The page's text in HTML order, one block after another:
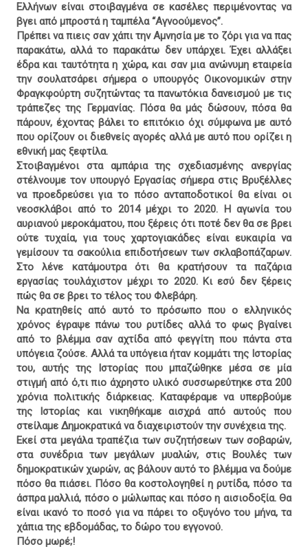
Ελλήνων είναι στοιβαγμένα σε κασέλες περιμένοντας να
βγει από μπροστά η ταμπέλα “Αγνοούμενος”.
Πρέπει να πιεις σαν χάπι την Αμνησία με το ζόρι για να πας
παρακάτω, αλλά το παρακάτω δεν υπάρχει. Έχει αλλάξει
έδρα και ταυτότητα η χώρα, και σαν μια ανώνυμη εταιρεία
την σουλατσάρει σήμερα ο υπουργός Οικονομικών στην
Φραγκφούρτη συζητώντας τα πανωτόκια δανεισμού με τις
τράπεζες της Γερμανίας. Πόσα θα μάς δώσουν, πόσα θα
πάρουν, έχοντας βάλει το επιτόκιο όχι σύμφωνα με αυτό
που ορίζουν οι διεθνείς αγορές αλλά με αυτό που ορίζει η
εθνική μας ξεφτίλα.
Στοιβαγμένοι στα αμπάρια της σχεδιασμένης ανεργίας
στέλνουμε τον υπουργό Εργασίας σήμερα στις Βρυξέλλες
να προεδρεύσει για το πόσο ανταποδοτικοί θα είναι οι
νεοσκλάβοι από το 2014 μέχρι το 2020. Η αγωνία του
αυριανού μεροκάματου, που ξέρεις ότι ποτέ δεν θα σε βρει
ούτε τυχαία, για τους χαρτογιακάδες είναι ευκαιρία να
γεμίσουν τα σακούλια επιδοτήσεων των σκλαβοπάζαρων.
Στο λένε κατάμουτρα ότι θα κρατήσουν τα παζάρια
εργασίας τουλάχιστον μέχρι το 2020. Κι εσύ δεν ξέρεις
πώς θα σε βρει το τέλος του Φλεβάρη.
Να κρατηθείς από αυτό το πρόσωπο που ο ελληνικός
χρόνος έγραψε πάνω του ρυτίδες αλλά το φως βγαίνει
από το βλέμμα σαν αχτίδα από φεγγίτη που πάντα στα
υπόγεια ζούσε. Αλλά τα υπόγεια ήταν κομμάτι της Ιστορίας
του, αυτής της Ιστορίας που μπαζώθηκε μέσα σε μία
στιγμή από ό,τι πιο άχρηστο υλικό συσσωρεύτηκε στα 200
χρόνια πολιτικής διάρκειας. Καταφέραμε να υπερβούμε
της Ιστορίας και νικηθήκαμε αισχρά από αυτούς που
στείλαμε Δημοκρατικά να διαχειριστούν την συνέχεια της.
Εκεί στα μεγάλα τραπέζια των συζητήσεων των σοβαρών,
στα συνέδρια των μεγάλων μυαλών, στις Βουλές των
δημοκρατικών χωρών, ας βάλουν αυτό το βλέμμα να δούμε
πόσο θα πιάσει. Πόσο θα κοστολογηθεί η ρυτίδα, πόσο τα
άσπρα μαλλιά, πόσο ο μώλωπας και πόσο η αισιοδοξία. Θα
είναι ικανό το ποσό για να πάρει το οξυγόνο του μήνα, τα
χάπια της εβδομάδας, το δώρο του εγγονού.
Πόσο μωρέ;!